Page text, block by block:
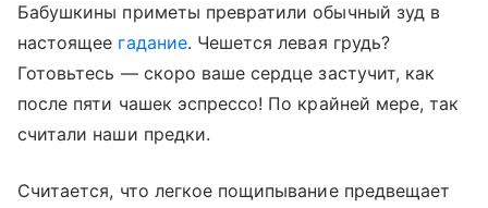
Бабушкины приметы превратили обычный зуд в
настоящее гадание. Чешется левая грудь?
Готовьтесь — скоро ваше сердце застучит, как
после пяти чашек эспрессо! По крайней мере, так
считали наши предки.
Считается, что легкое пощипывание предвещает